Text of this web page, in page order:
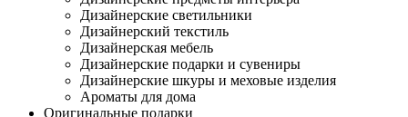
Дизайнерские светильники
Дизайнерский текстиль
Дизайнерская мебель
Дизайнерские подарки и сувениры
Дизайнерские шкуры и меховые изделия
Ароматы для дома
Оригинальные подарки